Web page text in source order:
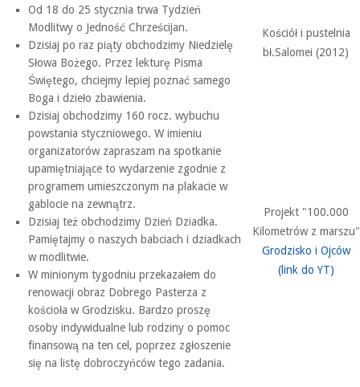
Od 18 do 25 stycznia trwa Tydzień
Modlitwy o Jedność Chrześcijan.
Dzisiaj po raz piąty obchodzimy Niedzielę
Słowa Bożego. Przez lekturę Pisma
Świętego, chciejmy lepiej poznać samego
Boga i dzieło zbawienia.
Dzisiaj obchodzimy 160 rocz. wybuchu
powstania styczniowego. W imieniu
organizatorów zapraszam na spotkanie
upamiętniające to wydarzenie zgodnie z
programem umieszczonym na plakacie w
gablocie na zewnątrz.
Dzisiaj też obchodzimy Dzień Dziadka.
Pamiętajmy o naszych babciach i dziadkach
w modlitwie.
W minionym tygodniu przekazałem do
renowacji obraz Dobrego Pasterza z
kościoła w Grodzisku. Bardzo proszę
osoby indywidualne lub rodziny o pomoc
finansową na ten cel, poprzez zgłoszenie
się na listę dobroczyńców tego zadania.
Kościół i pustelnia
bł.Salomei (2012)
Projekt "100.000
Kilometrów z marszu"
Grodzisko i Ojców
(link do YT)